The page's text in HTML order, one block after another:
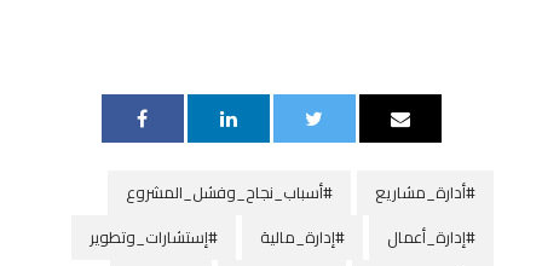
#أدارة_مشاريع
#أسباب_نجاح_وفشل_المشروع
#إدارة_أعمال
#إدارة_مالية
#إستشارات_وتطوير